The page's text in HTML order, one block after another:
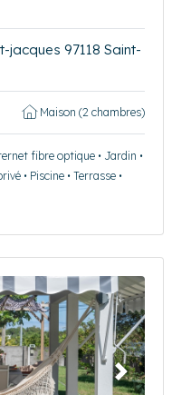
jacques 97118 Saint-
Maison (2 chambres)
fibre optique • Jardin •
• Piscine • Terrasse •
Suivant